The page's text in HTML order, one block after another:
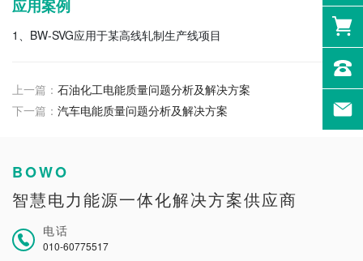
应用案例
1、BW-SVG应用于某高线轧制生产线项目
上一篇： 石油化工电能质量问题分析及解决方案
下一篇： 汽车电能质量问题分析及解决方案
BOWO
智慧电力能源一体化解决方案供应商
电话
010-60775517